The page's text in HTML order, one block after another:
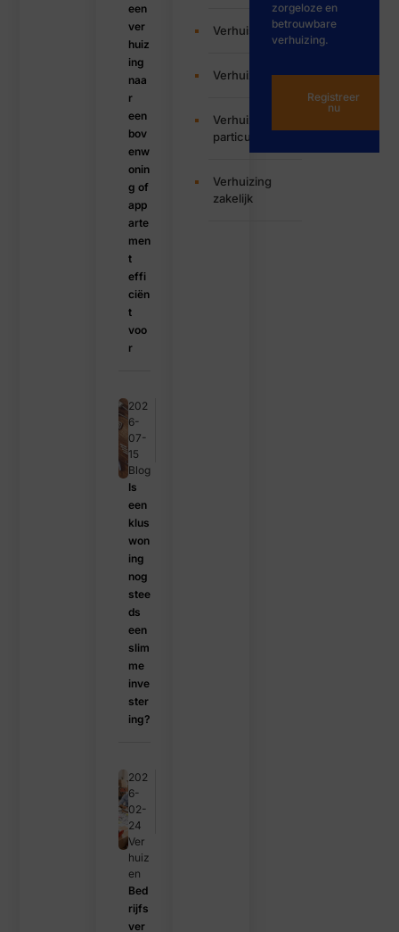
een
ver
huiz
ing
naa
r
een
bov
enw
onin
g of
app
arte
men
t
effi
ciën
t
voo
r
202
6-
07-
15
Blog
Is
een
klus
won
ing
nog
stee
ds
een
slim
me
inve
ster
ing?
202
6-
02-
24
Ver
huiz
en
Bed
rijfs
ver
Verhuisservice
Verhuizen
Verhuizing
particulier
Verhuizing
zakelijk
zorgeloze en
betrouwbare
verhuizing.
Registreer
nu